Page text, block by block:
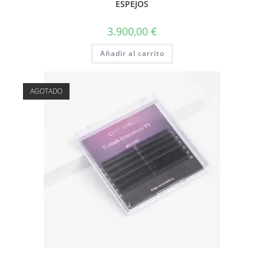
ESPEJOS
3.900,00 €
Añadir al carrito
AGOTADO